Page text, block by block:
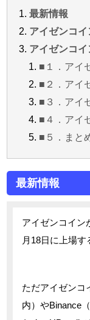
最新情報
アイゼンコイ
アイゼンコ
■１．アイ
■２．アイ
■３．アイ
■４．アイ
■５．まと
最新情報
アイゼンコイン
月18日に上場す
ただアイゼンコ
内）やBinance